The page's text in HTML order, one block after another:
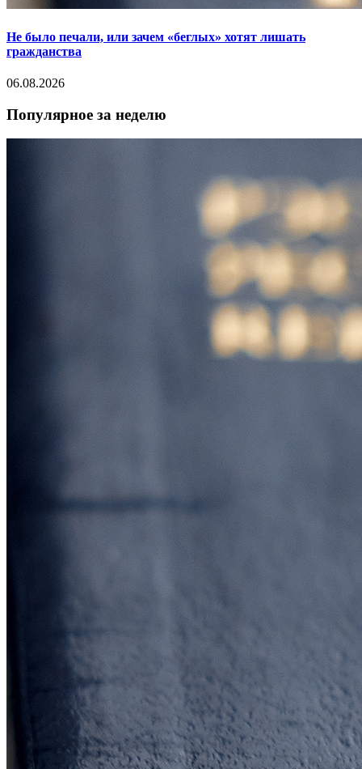
Не было печали, или зачем «беглых» хотят лишать
гражданства
06.08.2026
Популярное за неделю